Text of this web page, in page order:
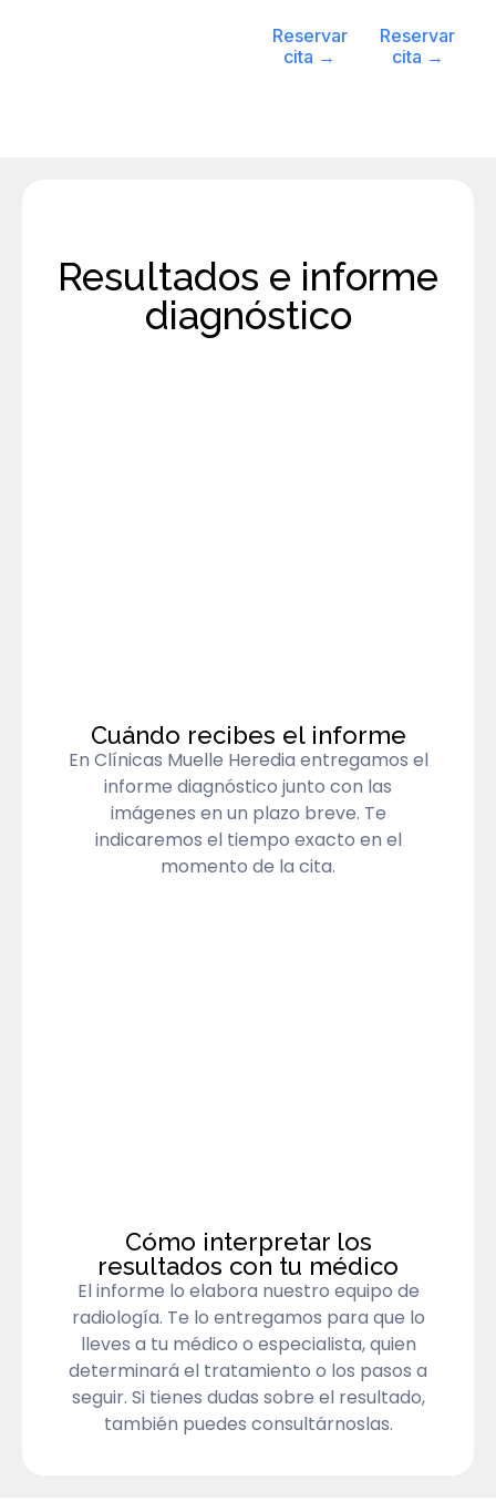
Reservar
cita →
Reservar
cita →
Resultados e informe
diagnóstico
Cuándo recibes el informe
En Clínicas Muelle Heredia entregamos el
informe diagnóstico junto con las
imágenes en un plazo breve. Te
indicaremos el tiempo exacto en el
momento de la cita.
Cómo interpretar los
resultados con tu médico
El informe lo elabora nuestro equipo de
radiología. Te lo entregamos para que lo
lleves a tu médico o especialista, quien
determinará el tratamiento o los pasos a
seguir. Si tienes dudas sobre el resultado,
también puedes consultárnoslas.